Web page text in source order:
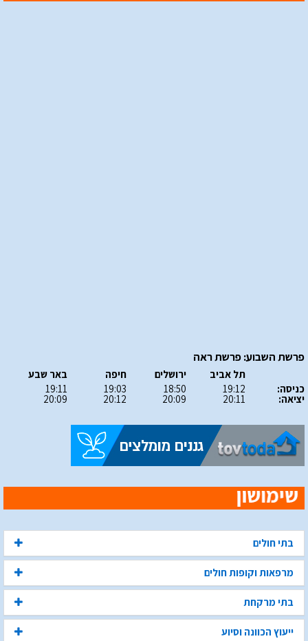
פרשת השבוע: פרשת ראה
כניסה:
יציאה:
תל אביב
19:12
20:11
ירושלים
18:50
20:09
חיפה
19:03
20:12
באר שבע
19:11
20:09
בתי חולים
מרפאות וקופות חולים
בתי מרקחת
ייעוץ הכוונה וסיוע